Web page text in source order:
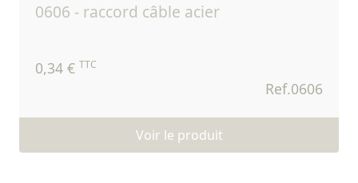
0606 - raccord câble acier
0,34 € TTC
Ref.0606
Voir le produit